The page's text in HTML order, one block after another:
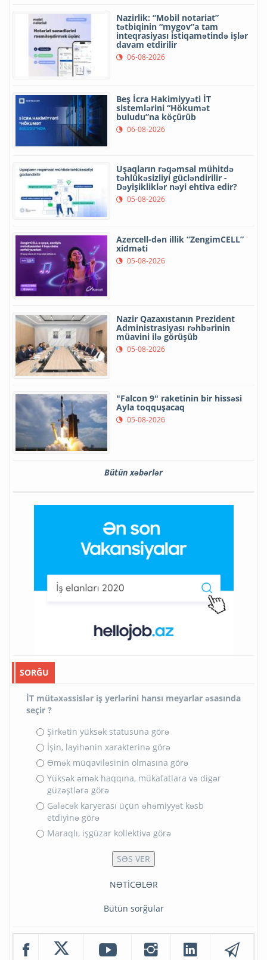
Nazirlik: “Mobil notariat”
tətbiqinin “mygov”a tam
inteqrasiyası istiqamətində işlər
davam etdirilir
06-08-2026
Beş İcra Hakimiyyəti İT
sistemlərini “Hökumət
buludu”na köçürüb
06-08-2026
Uşaqların rəqəmsal mühitdə
təhlükəsizliyi gücləndirilir -
Dəyişikliklər nəyi ehtiva edir?
05-08-2026
Azercell-dən illik “ZengimCELL”
xidməti
05-08-2026
Nazir Qazaxıstanın Prezident
Administrasiyası rəhbərinin
müavini ilə görüşüb
05-08-2026
"Falcon 9" raketinin bir hissəsi
Ayla toqquşacaq
05-08-2026
Bütün xəbərlər
SORĞU
İT mütəxəssislər iş yerlərini hansı meyarlar əsasında
seçir ?
Şirkətin yüksək statusuna görə
İşin, layihənin xarakterinə görə
Əmək müqaviləsinin olmasına görə
Yüksək əmək haqqına, mükafatlara və digər
güzəştlərə görə
Gələcək karyerası üçün əhəmiyyət kəsb
etdiyinə görə
Maraqlı, işgüzar kollektivə görə
NƏTİCƏLƏR
Bütün sorğular